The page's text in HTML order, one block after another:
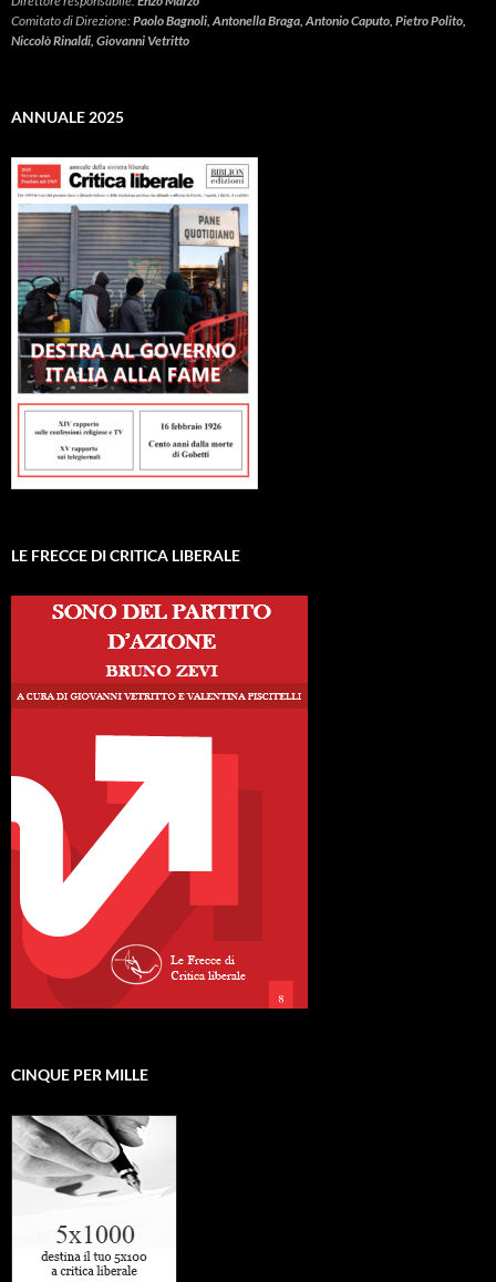
Comitato di Direzione:Paolo Bagnoli, Antonella Braga, Antonio Caputo, Pietro Polito,
Niccolò Rinaldi, Giovanni Vetritto
ANNUALE 2025
LE FRECCE DI CRITICA LIBERALE
CINQUE PER MILLE